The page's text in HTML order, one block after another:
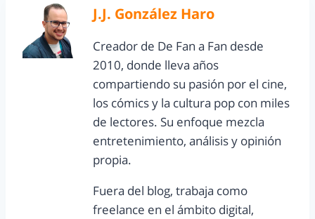
J.J. González Haro
Creador de De Fan a Fan desde
2010, donde lleva años
compartiendo su pasión por el cine,
los cómics y la cultura pop con miles
de lectores. Su enfoque mezcla
entretenimiento, análisis y opinión
propia.
Fuera del blog, trabaja como
freelance en el ámbito digital,